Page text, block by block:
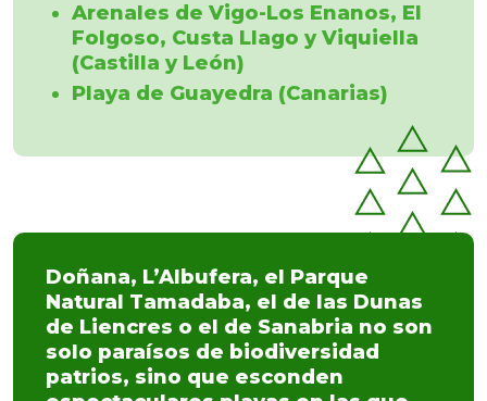
Doñana, L’Albufera, el Parque
Natural Tamadaba, el de las Dunas
de Liencres o el de Sanabria no son
solo paraísos de biodiversidad
patrios, sino que esconden
Arenales de Vigo-Los Enanos, El
Folgoso, Custa Llago y Viquiella
(Castilla y León)
Playa de Guayedra (Canarias)